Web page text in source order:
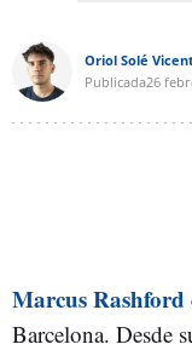
Oriol Solé
Publicada26
Marcus Rashford
Barcelona. Desde